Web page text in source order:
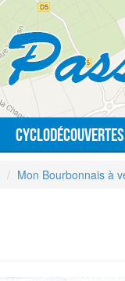
Cyclodécouvertes
Mon Bourbonnais à